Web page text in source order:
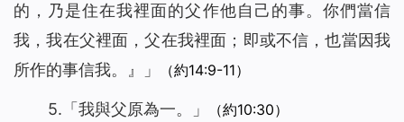
的，乃是住在我裡面的父作他自己的事。你們當信
我，我在父裡面，父在我裡面；即或不信，也當因我
所作的事信我。
』」 （約14:9-11）
5.「 我與父原為一。」 （約10:30）